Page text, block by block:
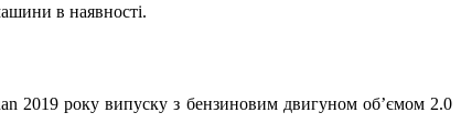
в наявності.
2019 року випуску з бензиновим двигуном об’ємом 2.0